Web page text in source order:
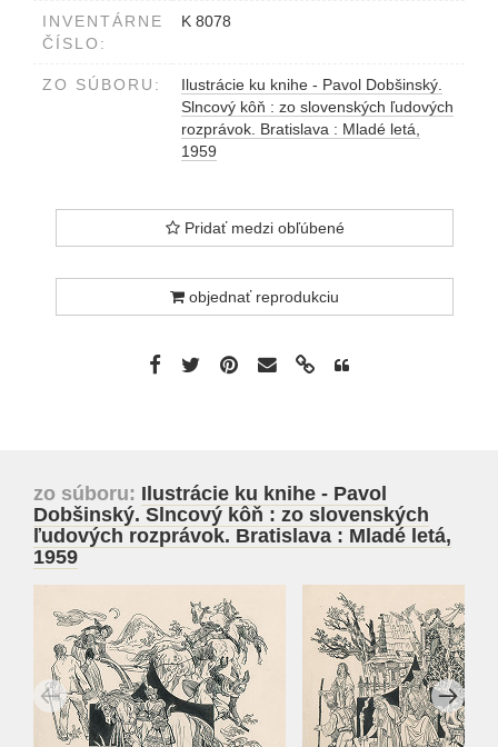
INVENTÁRNE
ČÍSLO:
K 8078
ZO SÚBORU:
Ilustrácie ku knihe - Pavol Dobšinský.
Slncový kôň : zo slovenských ľudových
rozprávok. Bratislava : Mladé letá,
1959
Pridať medzi obľúbené
objednať reprodukciu
zo súboru: Ilustrácie ku knihe - Pavol
Dobšinský. Slncový kôň : zo slovenských
ľudových rozprávok. Bratislava : Mladé letá,
1959